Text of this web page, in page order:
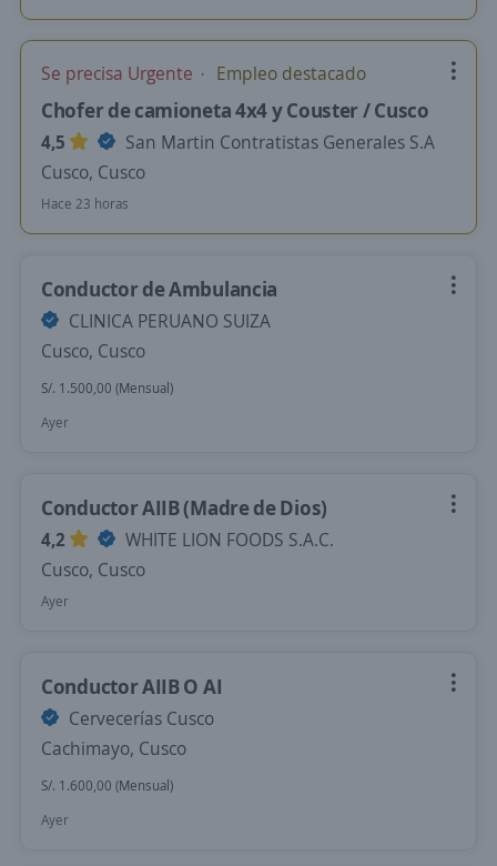
Se precisa Urgente Empleo destacado
Chofer de camioneta 4x4 y Couster / Cusco
4,5
San Martin Contratistas Generales S.A
Cusco, Cusco
Hace 23 horas
Conductor de Ambulancia
CLINICA PERUANO SUIZA
Cusco, Cusco
S/. 1.500,00 (Mensual)
Ayer
Conductor AIIB (Madre de Dios)
4,2
WHITE LION FOODS S.A.C.
Cusco, Cusco
Ayer
Conductor AIIB O AI
Cervecerías Cusco
Cachimayo, Cusco
S/. 1.600,00 (Mensual)
Ayer